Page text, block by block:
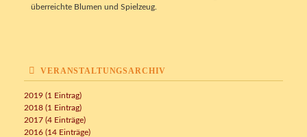
überreichte Blumen und Spielzeug.
VERANSTALTUNGSARCHIV
2019 (1 Eintrag)
2018 (1 Eintrag)
2017 (4 Einträge)
2016 (14 Einträge)